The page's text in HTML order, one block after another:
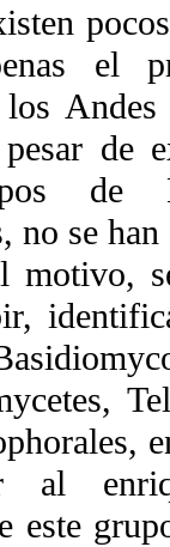
el
de
de
no se
motivo,
al
este